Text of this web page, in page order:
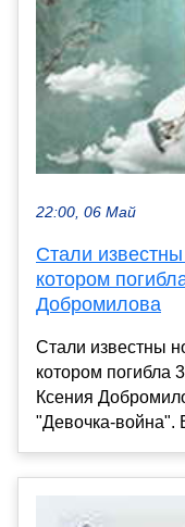
22:00, 06 Май
Стали
котором
Добромилова
Стали известны
котором погибла
Ксения
"Девочка-война".